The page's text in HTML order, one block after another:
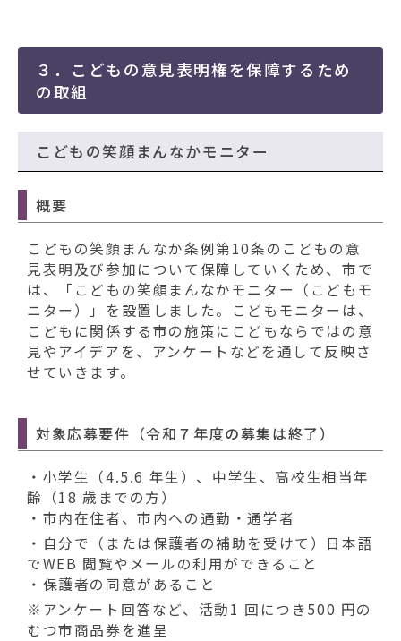
３．こどもの意見表明権を保障するため
の取組
こどもの笑顔まんなかモニター
概要
こどもの笑顔まんなか条例第10条のこどもの意
見表明及び参加について保障していくため、市で
は、「こどもの笑顔まんなかモニター（こどもモ
ニター）」を設置しました。こどもモニターは、
こどもに関係する市の施策にこどもならではの意
見やアイデアを、アンケートなどを通して反映さ
せていきます。
対象応募要件（令和７年度の募集は終了）
・小学生（4.5.6 年生）、中学生、高校生相当年
齢（18 歳までの方）
・市内在住者、市内への通勤・通学者
・自分で（または保護者の補助を受けて）日本語
でWEB 閲覧やメールの利用ができること
・保護者の同意があること
※アンケート回答など、活動1 回につき500 円の
むつ市商品券を進呈